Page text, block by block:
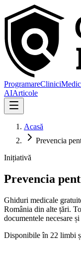
ProgramareClinici
AIArticole
Acasă
Prevencia
Inițiativă
Prevencia
Ghiduri medicale
România din alte țări.
documentele necesare
Disponibile în 22 limbi